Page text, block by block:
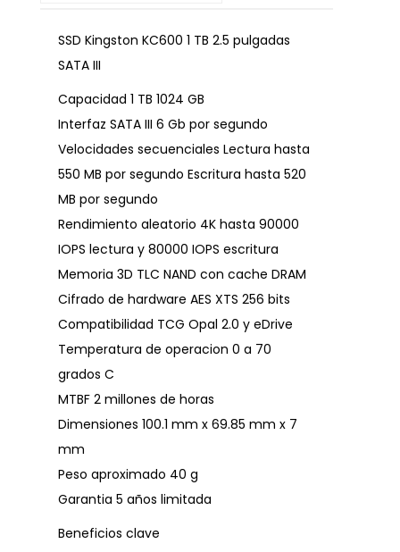
SSD Kingston KC600 1 TB 2.5 pulgadas
SATA III
Capacidad 1 TB 1024 GB
Interfaz SATA III 6 Gb por segundo
Velocidades secuenciales Lectura hasta
550 MB por segundo Escritura hasta 520
MB por segundo
Rendimiento aleatorio 4K hasta 90000
IOPS lectura y 80000 IOPS escritura
Memoria 3D TLC NAND con cache DRAM
Cifrado de hardware AES XTS 256 bits
Compatibilidad TCG Opal 2.0 y eDrive
Temperatura de operacion 0 a 70
grados C
MTBF 2 millones de horas
Dimensiones 100.1 mm x 69.85 mm x 7
mm
Peso aproximado 40 g
Garantia 5 años limitada
Beneficios clave